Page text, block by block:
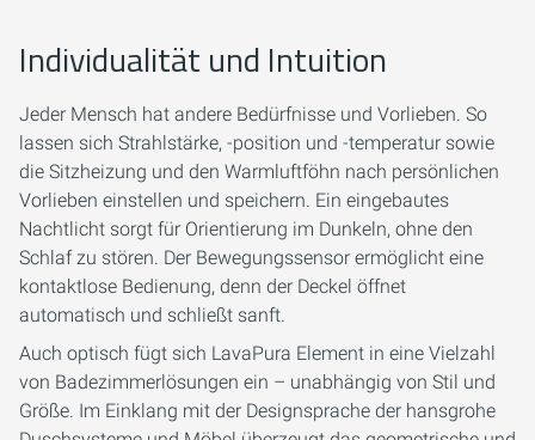
Individualität und Intuition
Jeder Mensch hat andere Bedürfnisse und Vorlieben. So
lassen sich Strahlstärke, -position und -temperatur sowie
die Sitzheizung und den Warmluftföhn nach persönlichen
Vorlieben einstellen und speichern. Ein eingebautes
Nachtlicht sorgt für Orientierung im Dunkeln, ohne den
Schlaf zu stören. Der Bewegungssensor ermöglicht eine
kontaktlose Bedienung, denn der Deckel öffnet
automatisch und schließt sanft.
Auch optisch fügt sich LavaPura Element in eine Vielzahl
von Badezimmerlösungen ein – unabhängig von Stil und
Größe. Im Einklang mit der Designsprache der hansgrohe